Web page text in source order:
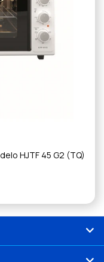
HJTF 45 G2 (TQ)